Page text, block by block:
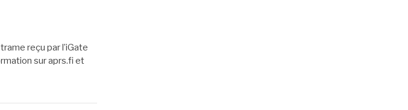
reçu par l’iGate
sur aprs.fi et